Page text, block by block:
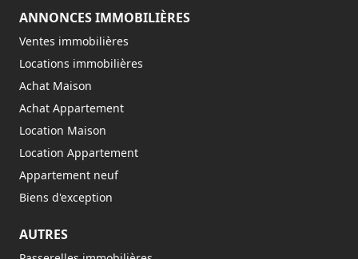
ANNONCES IMMOBILIÈRES
Ventes immobilières
Locations immobilières
Achat Maison
Achat Appartement
Location Maison
Location Appartement
Appartement neuf
Biens d'exception
AUTRES